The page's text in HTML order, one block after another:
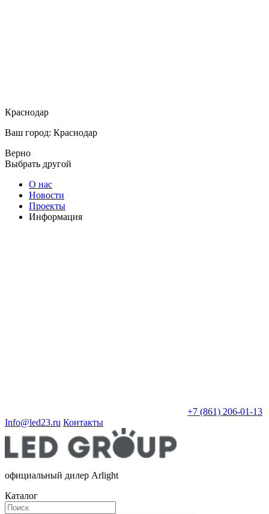
Краснодар
Ваш город: Краснодар
Верно
Выбрать другой
О нас
Новости
Проекты
Информация
+7 (861) 206-01-13
Info@led23.ru Контакты
официальный дилер Arlight
Каталог